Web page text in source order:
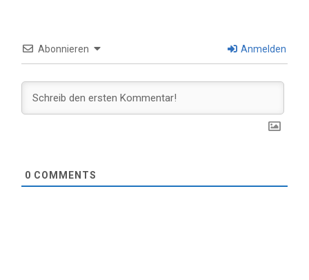
Abonnieren Anmelden
0 COMMENTS